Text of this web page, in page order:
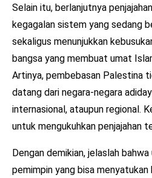
Selain itu, berlanjutnya
kegagalan sistem yang sedang
sekaligus menunjukkan
bangsa yang membuat umat
Artinya, pembebasan Palestina
datang dari negara-negara
internasional, ataupun regional.
untuk mengukuhkan penjajahan
Dengan demikian, jelaslah
pemimpin yang bisa menyatukan